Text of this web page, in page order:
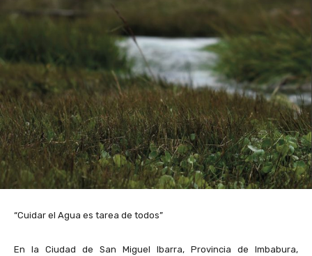
“Cuidar el Agua es tarea de todos”
En la Ciudad de San Miguel Ibarra, Provincia de Imbabura,